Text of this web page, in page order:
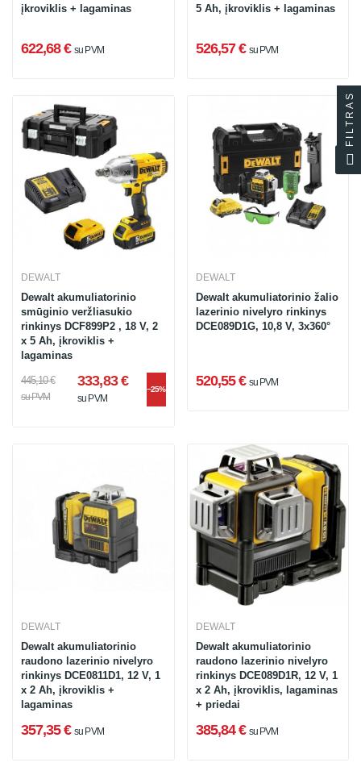
įkroviklis + lagaminas
622,68 € su PVM
5 Ah, įkroviklis + lagaminas
526,57 € su PVM
DEWALT
Dewalt akumuliatorinio
smūginio veržliasukio
rinkinys DCF899P2 , 18 V, 2
x 5 Ah, įkroviklis +
lagaminas
445,10 €
su PVM
333,83 €
su PVM
−25%
DEWALT
Dewalt akumuliatorinio žalio
lazerinio nivelyro rinkinys
DCE089D1G, 10,8 V, 3x360°
520,55 € su PVM
DEWALT
Dewalt akumuliatorinio
raudono lazerinio nivelyro
rinkinys DCE0811D1, 12 V, 1
x 2 Ah, įkroviklis +
lagaminas
357,35 € su PVM
DEWALT
Dewalt akumuliatorinio
raudono lazerinio nivelyro
rinkinys DCE089D1R, 12 V, 1
x 2 Ah, įkroviklis, lagaminas
+ priedai
385,84 € su PVM
FILTRAS